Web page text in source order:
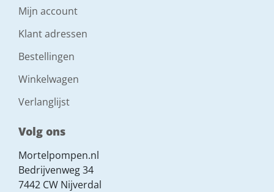
Mijn account
Klant adressen
Bestellingen
Winkelwagen
Verlanglijst
Volg ons
Mortelpompen.nl
Bedrijvenweg 34
7442 CW Nijverdal